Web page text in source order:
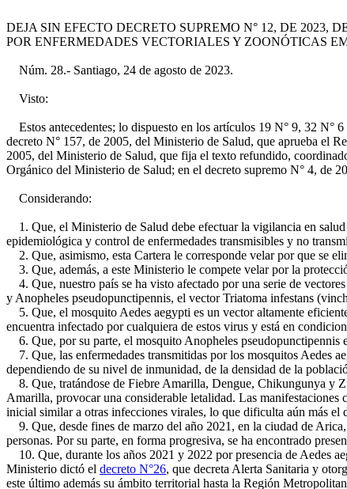
DEJA SIN EFECTO DECRETO SUPREMO N° 12, DE
POR ENFERMEDADES VECTORIALES Y ZOONÓTICAS
Núm. 28.- Santiago, 24 de agosto de 2023.
Visto:
Estos antecedentes; lo dispuesto en los artículos 19 N° 9, 32 N°
decreto N° 157, de 2005, del Ministerio de Salud, que aprueba el
2005, del Ministerio de Salud, que fija el texto refundido,
Orgánico del Ministerio de Salud; en el decreto supremo N° 4, de
Considerando:
1. Que, el Ministerio de Salud debe efectuar la vigilancia en
epidemiológica y control de enfermedades transmisibles y no
2. Que, asimismo, esta Cartera le corresponde velar por que se
3. Que, además, a este Ministerio le compete velar por la
4. Que, nuestro país se ha visto afectado por una serie de
y Anopheles pseudopunctipennis, el vector Triatoma infestans
5. Que, el mosquito Aedes aegypti es un vector altamente
encuentra infectado por cualquiera de estos virus y está en
6. Que, por su parte, el mosquito Anopheles pseudopunctipennis
7. Que, las enfermedades transmitidas por los mosquitos Aedes
dependiendo de su nivel de inmunidad, de la densidad de la
8. Que, tratándose de Fiebre Amarilla, Dengue, Chikungunya y
Amarilla, provocar una considerable letalidad. Las
inicial similar a otras infecciones virales, lo que dificulta aún más el
9. Que, desde fines de marzo del año 2021, en la ciudad de
personas. Por su parte, en forma progresiva, se ha encontrado
10. Que, durante los años 2021 y 2022 por presencia de Aedes
Ministerio dictó el decreto N°26, que decreta Alerta Sanitaria y
este último además su ámbito territorial hasta la Región